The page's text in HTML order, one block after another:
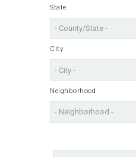
State
City
Neighborhood